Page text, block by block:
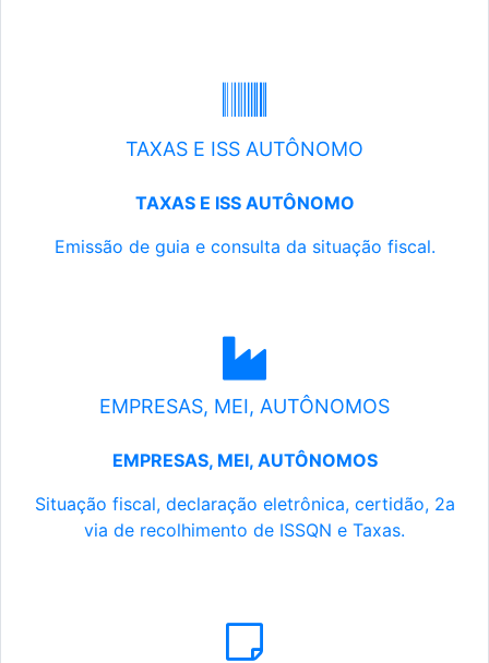
TAXAS E ISS AUTÔNOMO
TAXAS E ISS AUTÔNOMO
Emissão de guia e consulta da situação fiscal.
EMPRESAS, MEI, AUTÔNOMOS
EMPRESAS, MEI, AUTÔNOMOS
Situação fiscal, declaração eletrônica, certidão, 2a
via de recolhimento de ISSQN e Taxas.